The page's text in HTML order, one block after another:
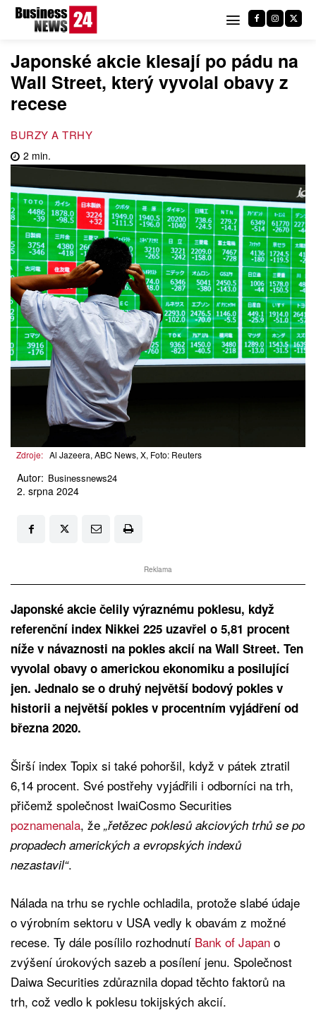
Japonské akcie klesají po pádu na
Wall Street, který vyvolal obavy z
recese
BURZY A TRHY
2 min.
Zdroje: Al Jazeera, ABC News, X, Foto: Reuters
Autor: Businessnews24
2. srpna 2024
Reklama
Japonské akcie čelily výraznému poklesu, když
referenční index Nikkei 225 uzavřel o 5,81 procent
níže v návaznosti na pokles akcií na Wall Street. Ten
vyvolal obavy o americkou ekonomiku a posilující
jen. Jednalo se o druhý největší bodový pokles v
historii a největší pokles v procentním vyjádření od
března 2020.
Širší index Topix si také pohoršil, když v pátek ztratil
6,14 procent. Své postřehy vyjádřili i odborníci na trh,
přičemž společnost IwaiCosmo Securities
poznamenala, že „řetězec poklesů akciových trhů se po
propadech amerických a evropských indexů
nezastavil“.
Nálada na trhu se rychle ochladila, protože slabé údaje
o výrobním sektoru v USA vedly k obavám z možné
recese. Ty dále posílilo rozhodnutí Bank of Japan o
zvýšení úrokových sazeb a posílení jenu. Společnost
Daiwa Securities zdůraznila dopad těchto faktorů na
trh, což vedlo k poklesu tokijských akcií.